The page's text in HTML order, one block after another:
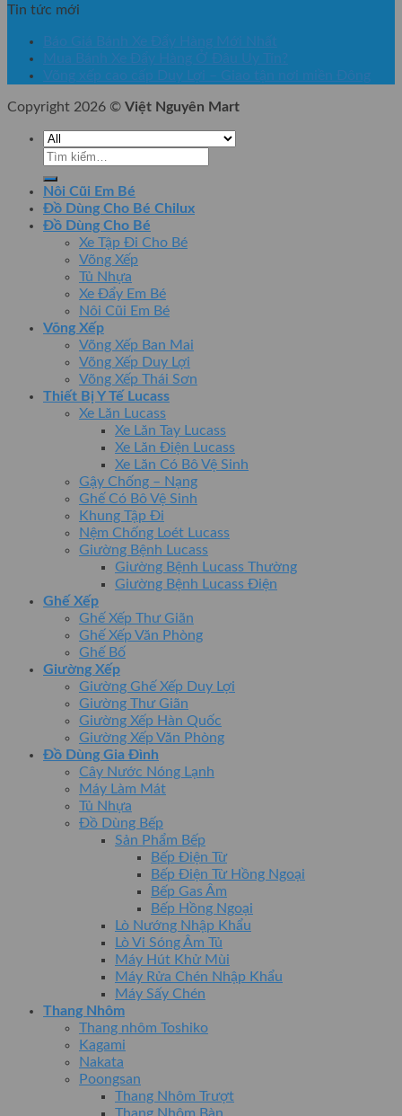
Tin tức mới
Báo Giá Bánh Xe Đẩy Hàng Mới Nhất
Mua Bánh Xe Đẩy Hàng Ở Đâu Uy Tín?
Võng xếp cao cấp Duy Lợi – Giao tận nơi miền Đông
Copyright 2026 © Việt Nguyên Mart
Tìm
kiếm:
Nôi Cũi Em Bé
Đồ Dùng Cho Bé Chilux
Đồ Dùng Cho Bé
Xe Tập Đi Cho Bé
Võng Xếp
Tủ Nhựa
Xe Đẩy Em Bé
Nôi Cũi Em Bé
Võng Xếp
Võng Xếp Ban Mai
Võng Xếp Duy Lợi
Võng Xếp Thái Sơn
Thiết Bị Y Tế Lucass
Xe Lăn Lucass
Xe Lăn Tay Lucass
Xe Lăn Điện Lucass
Xe Lăn Có Bô Vệ Sinh
Gậy Chống – Nạng
Ghế Có Bô Vệ Sinh
Khung Tập Đi
Nệm Chống Loét Lucass
Giường Bệnh Lucass
Giường Bệnh Lucass Thường
Giường Bệnh Lucass Điện
Ghế Xếp
Ghế Xếp Thư Giãn
Ghế Xếp Văn Phòng
Ghế Bố
Giường Xếp
Giường Ghế Xếp Duy Lợi
Giường Thư Giãn
Giường Xếp Hàn Quốc
Giường Xếp Văn Phòng
Đồ Dùng Gia Đình
Cây Nước Nóng Lạnh
Máy Làm Mát
Tủ Nhựa
Đồ Dùng Bếp
Sản Phẩm Bếp
Bếp Điện Từ
Bếp Điện Từ Hồng Ngoại
Bếp Gas Âm
Bếp Hồng Ngoại
Lò Nướng Nhập Khẩu
Lò Vi Sóng Âm Tủ
Máy Hút Khử Mùi
Máy Rửa Chén Nhập Khẩu
Máy Sấy Chén
Thang Nhôm
Thang nhôm Toshiko
Kagami
Nakata
Poongsan
Thang Nhôm Trượt
Thang Nhôm Bàn